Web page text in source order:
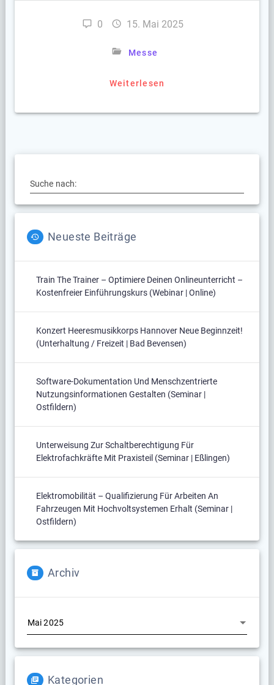
0 15. Mai 2025
Messe
Weiterlesen
Suche nach:
Neueste Beiträge
Train The Trainer – Optimiere Deinen Onlineunterricht –
Kostenfreier Einführungskurs (Webinar | Online)
Konzert Heeresmusikkorps Hannover Neue Beginnzeit!
(Unterhaltung / Freizeit | Bad Bevensen)
Software-Dokumentation Und Menschzentrierte
Nutzungsinformationen Gestalten (Seminar |
Ostfildern)
Unterweisung Zur Schaltberechtigung Für
Elektrofachkräfte Mit Praxisteil (Seminar | Eßlingen)
Elektromobilität – Qualifizierung Für Arbeiten An
Fahrzeugen Mit Hochvoltsystemen Erhalt (Seminar |
Ostfildern)
Archiv
Kategorien